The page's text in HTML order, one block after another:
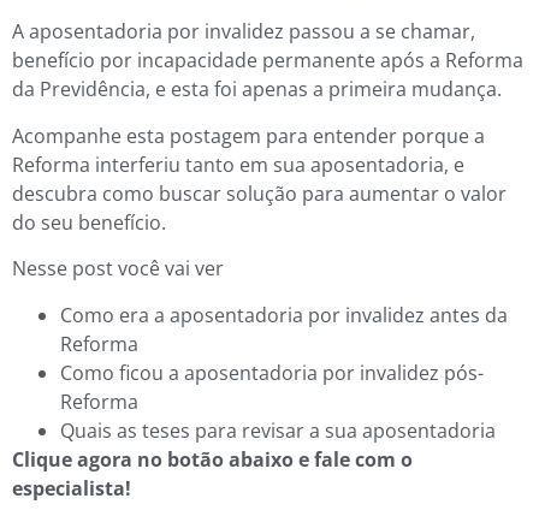
A aposentadoria por invalidez passou a se chamar,
benefício por incapacidade permanente após a Reforma
da Previdência, e esta foi apenas a primeira mudança.
Acompanhe esta postagem para entender porque a
Reforma interferiu tanto em sua aposentadoria, e
descubra como buscar solução para aumentar o valor
do seu benefício.
Nesse post você vai ver
Como era a aposentadoria por invalidez antes da
Reforma
Como ficou a aposentadoria por invalidez pós-
Reforma
Quais as teses para revisar a sua aposentadoria
Clique agora no botão abaixo e fale com o
especialista!